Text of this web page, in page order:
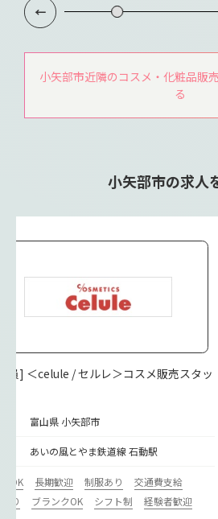
小矢部市近隣のコスメ・化粧品販
る
小矢部市の求人
員] ＜celule / セルレ＞コスメ販売スタッ
富山県 小矢部市
あいの風とやま鉄道線 石動駅
OK 長期歓迎 制服あり
交通費支給
り
ブランクOK シフト制 経験者歓迎